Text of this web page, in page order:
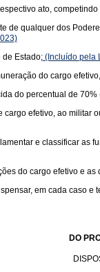
ato,
de qualquer dos
de Estado; (Incluído pela
do cargo
do percentual de
efetivo, ao
e classificar
do cargo efetivo e
em cada caso
DO